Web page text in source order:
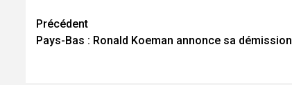
Navigation
d’article
Précédent
Pays-Bas : Ronald Koeman annonce sa démission